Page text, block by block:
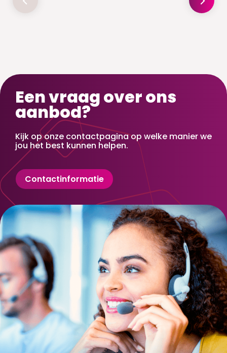
Een vraag over ons
aanbod?
Kijk op onze contactpagina op welke manier we
jou het best kunnen helpen.
Contactinformatie